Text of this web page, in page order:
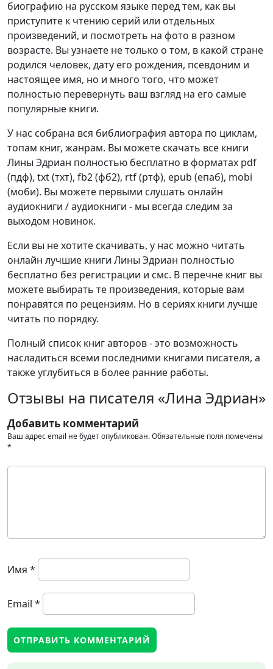
биографию на русском языке перед тем, как вы
приступите к чтению серий или отдельных
произведений, и посмотреть на фото в разном
возрасте. Вы узнаете не только о том, в какой стране
родился человек, дату его рождения, псевдоним и
настоящее имя, но и много того, что может
полностью перевернуть ваш взгляд на его самые
популярные книги.
У нас собрана вся библиография автора по циклам,
топам книг, жанрам. Вы можете скачать все книги
Лины Эдриан полностью бесплатно в форматах pdf
(пдф), txt (тхт), fb2 (фб2), rtf (ртф), epub (епаб), mobi
(моби). Вы можете первыми слушать онлайн
аудиокниги / аудиокниги - мы всегда следим за
выходом новинок.
Если вы не хотите скачивать, у нас можно читать
онлайн лучшие книги Лины Эдриан полностью
бесплатно без регистрации и смс. В перечне книг вы
можете выбирать те произведения, которые вам
понравятся по рецензиям. Но в сериях книги лучше
читать по порядку.
Полный список книг авторов - это возможность
насладиться всеми последними книгами писателя, а
также углубиться в более ранние работы.
Отзывы на писателя «Лина Эдриан»
Добавить комментарий
Ваш адрес email не будет опубликован.Обязательные поля помечены
*
Имя *
Email *